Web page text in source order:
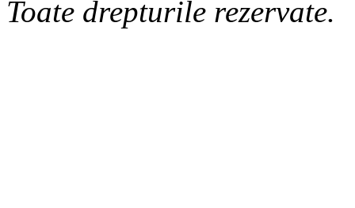
Toate drepturile rezervate.